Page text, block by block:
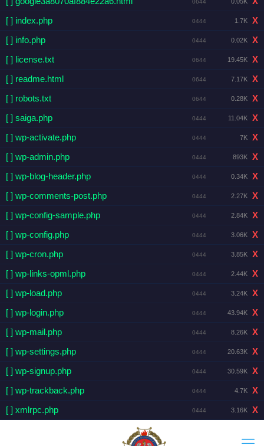
[ ] index.php
0444 1.7K
X
[ ] info.php
0444 0.02K
X
[ ] license.txt
0644 19.45K
X
[ ] readme.html
0644 7.17K
X
[ ] robots.txt
0644 0.28K
X
[ ] saiga.php
0444 11.04K
X
[ ] wp-activate.php
0444 7K
X
[ ] wp-admin.php
0444 893K
X
[ ] wp-blog-header.php
0444 0.34K
X
[ ] wp-comments-post.php
0444 2.27K
X
[ ] wp-config-sample.php
0444 2.84K
X
[ ] wp-config.php
0444 3.06K
X
[ ] wp-cron.php
0444 3.85K
X
[ ] wp-links-opml.php
0444 2.44K
X
[ ] wp-load.php
0444 3.24K
X
[ ] wp-login.php
0444 43.94K
X
[ ] wp-mail.php
0444 8.26K
X
[ ] wp-settings.php
0444 20.63K
X
[ ] wp-signup.php
0444 30.59K
X
[ ] wp-trackback.php
0444 4.7K
X
[ ] xmlrpc.php
0444 3.16K X